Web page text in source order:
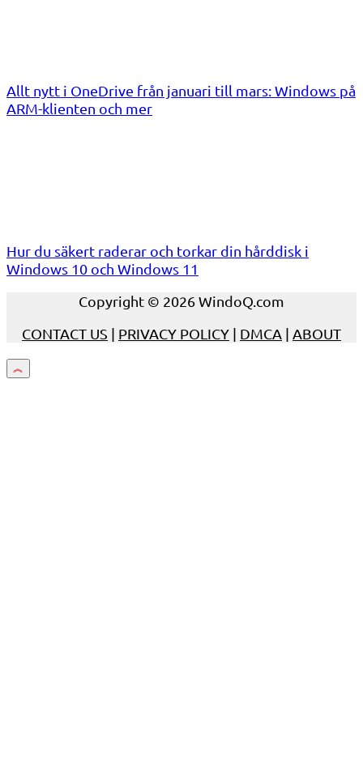
Allt nytt i OneDrive från januari till mars: Windows på
ARM-klienten och mer
Hur du säkert raderar och torkar din hårddisk i
Windows 10 och Windows 11
Copyright © 2026 WindoQ.com
CONTACT US | PRIVACY POLICY | DMCA | ABOUT